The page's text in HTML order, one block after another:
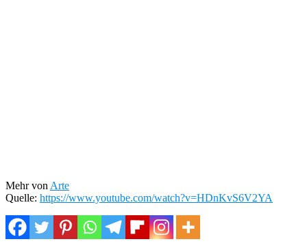
Mehr von Arte
Quelle: https://www.youtube.com/watch?v=HDnKvS6V2YA